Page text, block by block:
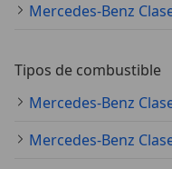
Tipos de combustible